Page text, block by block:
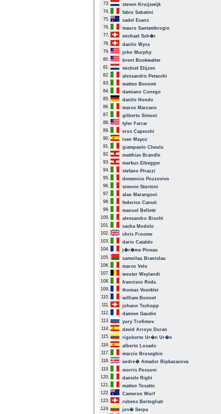
73.
steven Kruijswijk
74.
fabio Sabatini
75.
cadel Evans
76.
mauro Santambrogio
77.
michael Sch�r
78.
danilo Wyss
79.
john Murphy
80.
brent Bookwalter
81.
michiel Elijzen
82.
alessandro Petacchi
83.
matteo Bonomi
84.
damiano Cunego
85.
danilo Hondo
86.
marco Marzano
87.
gilberto Simoni
88.
tyler Farrar
89.
eros Capecchi
90.
ivan Mayoz
91.
giampaolo Cheula
92.
matthias Brandle
93.
markus Eibegger
94.
stefano Pirazzi
95.
domenico Pozzovivo
96.
simone Stortoni
97.
alan Marangoni
98.
federico Canuti
99.
manuel Belletti
100.
alessandro Bisolti
101.
sacha Modolo
102.
chris Froome
103.
dario Cataldo
104.
j�r�me Pineau
105.
samoilau Branislau
106.
marco Velo
107.
wouter Weylandt
108.
francisco Reda
109.
thomas Voeckler
110.
william Bonnet
111.
johann Tschopp
112.
damien Gaudin
113.
yury Trofimov
114.
david Arroyo Duran
115.
rigoberto Ur�n Ur�n
116.
alberto Losado
117.
marzio Bruseghin
118.
andre� Amador Bipkazacova
119.
morris Possoni
120.
daniele Righi
121.
matteo Tosatto
122.
Cameron Wurf
123.
rubens Bertogliati
124.
jos� Serpa